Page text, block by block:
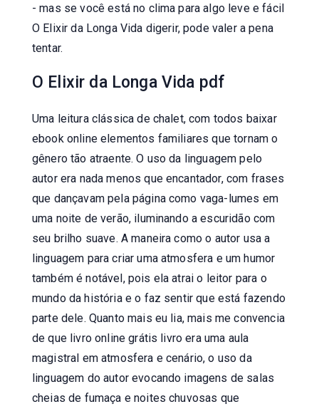
- mas se você está no clima para algo leve e fácil
O Elixir da Longa Vida digerir, pode valer a pena
tentar.
O Elixir da Longa Vida pdf
Uma leitura clássica de chalet, com todos baixar
ebook online elementos familiares que tornam o
gênero tão atraente. O uso da linguagem pelo
autor era nada menos que encantador, com frases
que dançavam pela página como vaga-lumes em
uma noite de verão, iluminando a escuridão com
seu brilho suave. A maneira como o autor usa a
linguagem para criar uma atmosfera e um humor
também é notável, pois ela atrai o leitor para o
mundo da história e o faz sentir que está fazendo
parte dele. Quanto mais eu lia, mais me convencia
de que livro online grátis livro era uma aula
magistral em atmosfera e cenário, o uso da
linguagem do autor evocando imagens de salas
cheias de fumaça e noites chuvosas que